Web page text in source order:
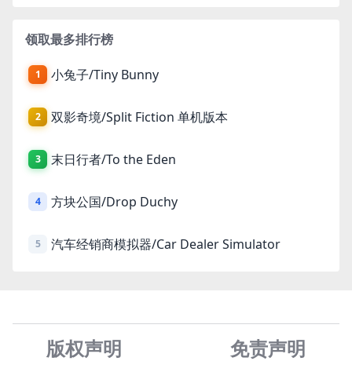
领取最多排行榜
1 小兔子/Tiny Bunny
2 双影奇境/Split Fiction 单机版本
3 末日行者/To the Eden
4 方块公国/Drop Duchy
5 汽车经销商模拟器/Car Dealer Simulator
版权声明 免责声明